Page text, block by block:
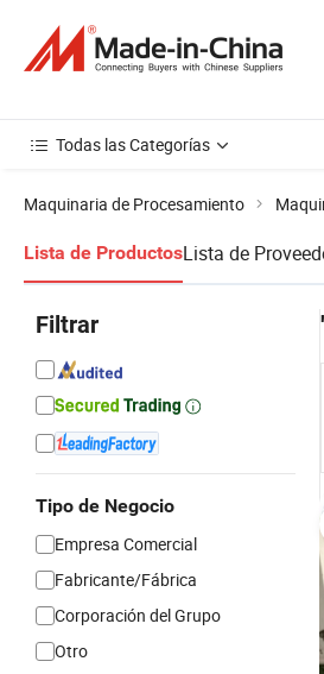
Todas las Categorías
Maquinaria de Procesamiento
Lista de ProductosLista de
Filtrar
Tipo de Negocio
Empresa Comercial
Fabricante/Fábrica
Corporación del Grupo
Otro